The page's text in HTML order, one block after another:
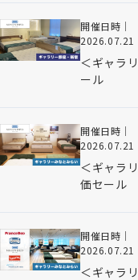
開催日時｜
2026.07.21
＜ギャラ
ール
開催日時｜
2026.07.21
＜ギャラ
価セール
開催日時｜
2026.07.21
＜ギャラ